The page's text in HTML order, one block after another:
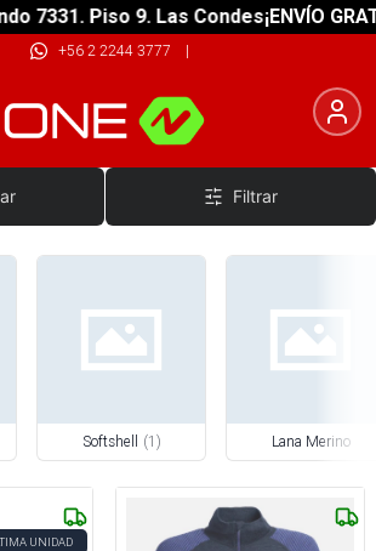
Piso 9. Las Condes¡ENVÍO GRATIS!
+56 2 2244 3777 |
Filtrar
Softshell (1 ) Lana Merino
UNIDAD